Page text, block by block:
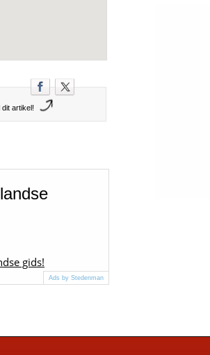
dit artikel!
gids!
Ads by Stedenman